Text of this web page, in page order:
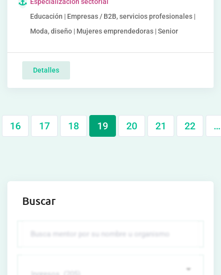
Educación | Empresas / B2B, servicios profesionales |
Moda, diseño | Mujeres emprendedoras | Senior
Detalles
16 17 18 19 20 21 22 …
Buscar